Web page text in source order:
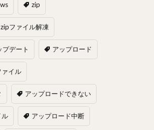
zip
zipファイル解凍
プデート アップロード
ァイル
アップロードできない
ル アップロード中断